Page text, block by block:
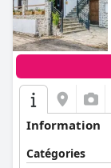
Information
Catégories